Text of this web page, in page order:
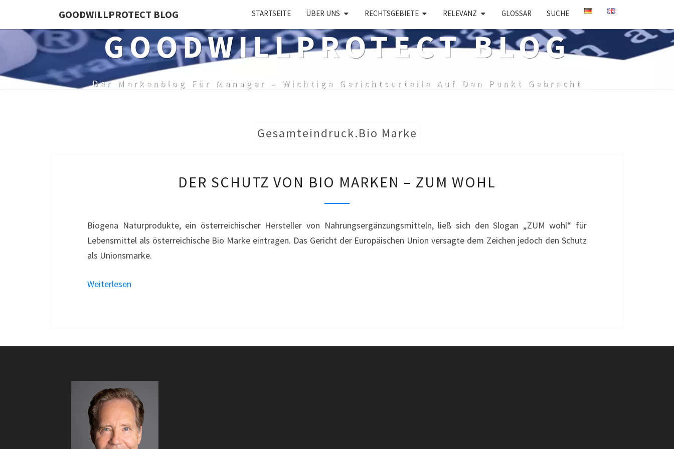
content
GOODWILLPROTECT BLOG STARTSEITE ÜBER UNS RECHTSGEBIETE RELEVANZ GLOSSAR SUCHE
GOODWILLPROTECT BLOG
Der Markenblog Für Manager – Wichtige Gerichtsurteile Auf Den Punkt Gebracht
Gesamteindruck.Bio Marke
SCHUTZ
MARKEN
–
DER SCHUTZ VON BIO MARKEN – ZUM WOHL
Biogena Naturprodukte, ein österreichischer Hersteller von Nahrungsergänzungsmitteln, ließ sich den Slogan „ZUM wohl“ für
Lebensmittel als österreichische Bio Marke eintragen. Das Gericht der Europäischen Union versagte dem Zeichen jedoch den Schutz
als Unionsmarke.
Weiterlesen